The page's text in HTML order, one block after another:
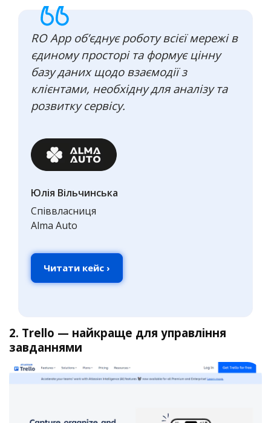
RO App об’єднує роботу всієї мережі в
єдиному просторі та формує цінну
базу даних щодо взаємодії з
клієнтами, необхідну для аналізу та
розвитку сервісу.
Юлія Вільчинська
Співвласниця
Alma Auto
Читати кейс ›
2. Trello — найкраще для управління
завданнями